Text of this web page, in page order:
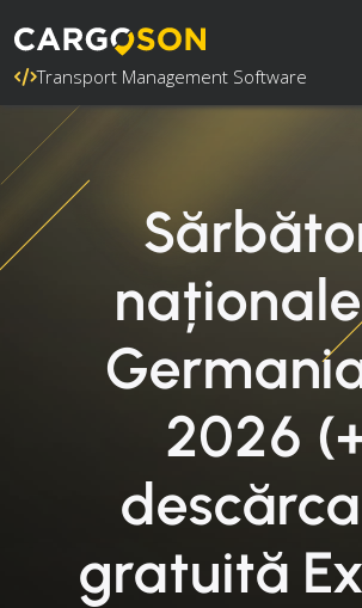
Transport Management Software
2026
gratuită